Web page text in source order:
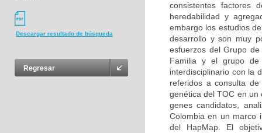
Descargar resultado de búsqueda
Regresar
consistentes factores
heredabilidad y
embargo los estudios
desarrollo y son muy
esfuerzos del Grupo
Familia y el grupo de
interdisciplinario con la
referidos a consulta
genética del TOC en un
genes candidatos,
Colombia en un marco
del HapMap. El